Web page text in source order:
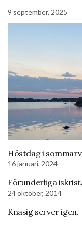
9 september, 2025
Höstdag i
16 januari, 2024
Förunderliga
24 oktober, 2014
Knasig server igen.